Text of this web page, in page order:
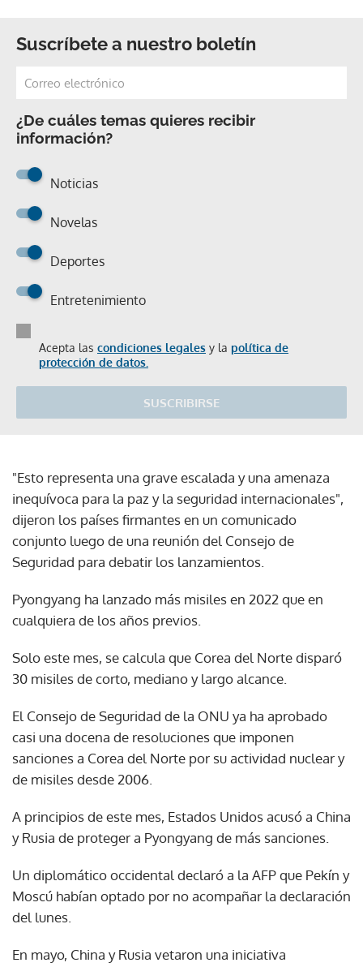
Suscríbete a nuestro boletín
¿De cuáles temas quieres recibir
información?
Noticias
Novelas
Deportes
Entretenimiento
Acepta las condiciones legales y la política de
protección de datos.
SUSCRIBIRSE
"Esto representa una grave escalada y una amenaza
inequívoca para la paz y la seguridad internacionales",
dijeron los países firmantes en un comunicado
conjunto luego de una reunión del Consejo de
Seguridad para debatir los lanzamientos.
Pyongyang ha lanzado más misiles en 2022 que en
cualquiera de los años previos.
Solo este mes, se calcula que Corea del Norte disparó
30 misiles de corto, mediano y largo alcance.
El Consejo de Seguridad de la ONU ya ha aprobado
casi una docena de resoluciones que imponen
sanciones a Corea del Norte por su actividad nuclear y
de misiles desde 2006.
A principios de este mes, Estados Unidos acusó a China
y Rusia de proteger a Pyongyang de más sanciones.
Un diplomático occidental declaró a la AFP que Pekín y
Moscú habían optado por no acompañar la declaración
del lunes.
En mayo, China y Rusia vetaron una iniciativa